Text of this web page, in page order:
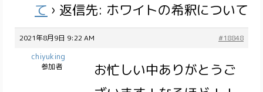
て › 返信先: ホワイトの希釈について
2021年8月9日 9:22 AM #18848
chiyuking
参加者
お忙しい中ありがとうご